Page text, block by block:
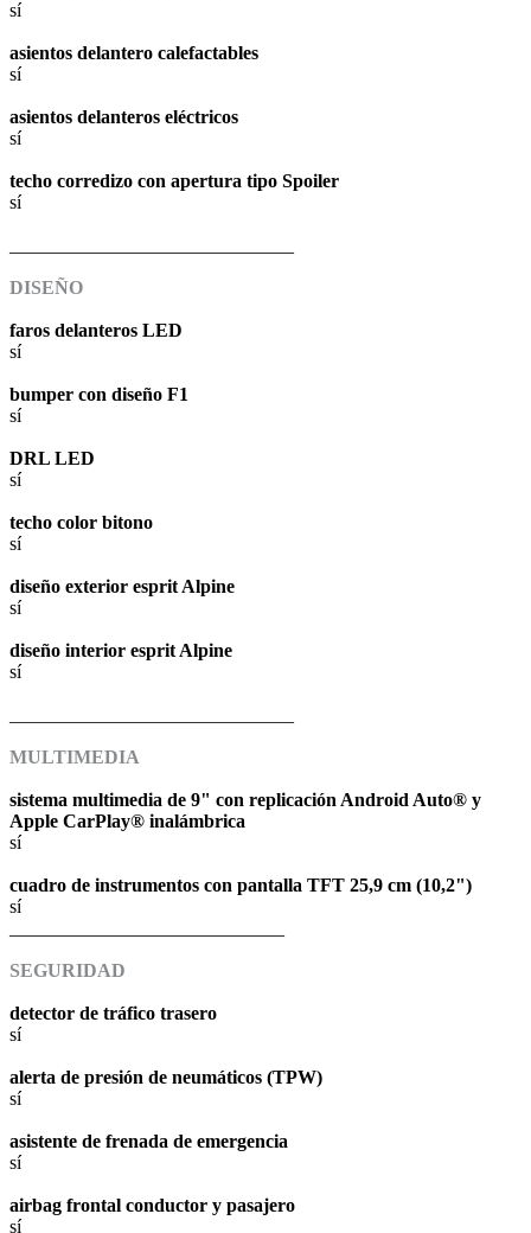
sí
asientos delantero calefactables
sí
asientos delanteros eléctricos
sí
techo corredizo con apertura tipo Spoiler
sí
DISEÑO
faros delanteros LED
sí
bumper con diseño F1
sí
DRL LED
sí
techo color bitono
sí
diseño exterior esprit Alpine
sí
diseño interior esprit Alpine
sí
MULTIMEDIA
sistema multimedia de 9" con replicación Android Auto® y
Apple CarPlay® inalámbrica
sí
cuadro de instrumentos con pantalla TFT 25,9 cm (10,2")
sí
SEGURIDAD
detector de tráfico trasero
sí
alerta de presión de neumáticos (TPW)
sí
asistente de frenada de emergencia
sí
airbag frontal conductor y pasajero
sí